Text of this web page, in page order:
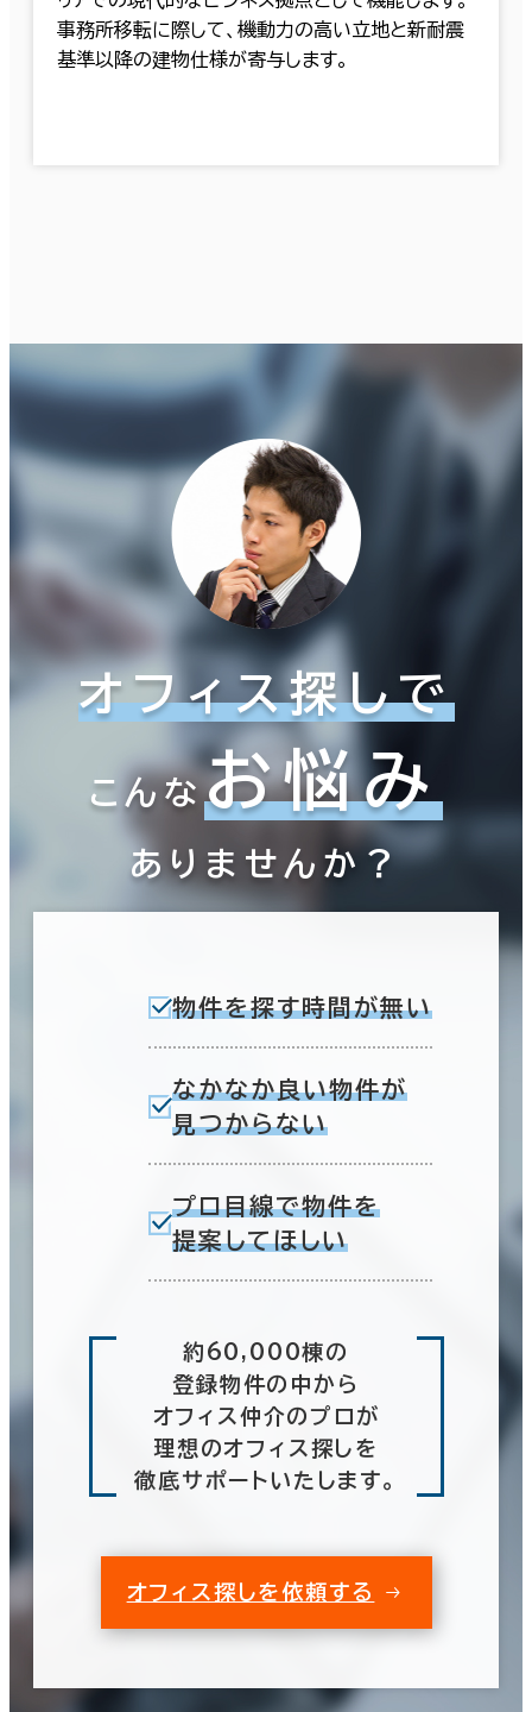
事務所移転に際して、機動力の高い立地と新耐震
基準以降の建物仕様が寄与します。
オフィス探しで
こんなお悩み
ありませんか？
物件を探す時間が無い
なかなか良い物件が
見つからない
プロ目線で物件を
提案してほしい
約60,000棟の
登録物件の中から
オフィス仲介のプロが
理想のオフィス探しを
徹底サポートいたします。
オフィス探しを依頼する